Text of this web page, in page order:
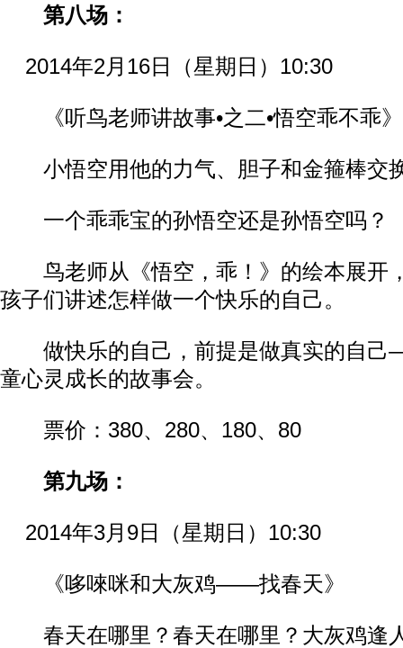
第八场：
2014年2月16日（星期日）10:30
《听鸟老师讲故事•之二•悟空乖不乖》
小悟空用他的力气、胆子和金箍棒交换
一个乖乖宝的孙悟空还是孙悟空吗？
鸟老师从《悟空，乖！》的绘本展开
孩子们讲述怎样做一个快乐的自己。
做快乐的自己，前提是做真实的自己
童心灵成长的故事会。
票价：380、280、180、80
第九场：
2014年3月9日（星期日）10:30
《哆唻咪和大灰鸡——找春天》
春天在哪里？春天在哪里？大灰鸡逢